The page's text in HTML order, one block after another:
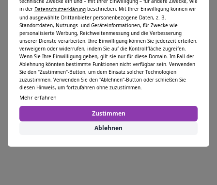
in der Datenschutzerklärung beschrieben. Mit Ihrer Einwilligung können wir
und ausgewählte Drittanbieter personenbezogene Daten, z. B.
Standortdaten, Nutzungs- und Geräteinformationen, für Zwecke wie
personalisierte Werbung, Reichweitenmessung und die Verbesserung
unserer Dienste verarbeiten. Ihre Einwilligung können Sie jederzeit erteilen,
verweigern oder widerrufen, indem Sie auf die Kontrollfläche zugreifen.
Wenn Sie Ihre Einwilligung geben, gilt sie nur für diese Domain. Im Fall der
Ablehnung könnten bestimmte Funktionen nicht verfügbar sein. Verwenden
Sie den "Zustimmen"-Button, um dem Einsatz solcher Technologien
zuzustimmen. Verwenden Sie den "Ablehnen"-Button oder schließen Sie
diesen Hinweis, um fortzufahren ohne zuzustimmen.
Mehr erfahren
Zustimmen
Ablehnen